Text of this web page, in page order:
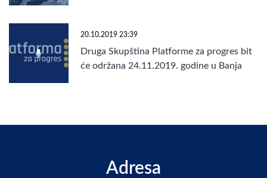
20.10.2019 23:39
Druga Skupština Platforme za progres bit
će održana 24.11.2019. godine u Banja
Adresa